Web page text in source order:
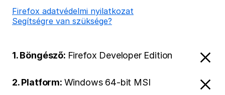
Firefox adatvédelmi nyilatkozat
Segítségre van szüksége?
1. Böngésző: Firefox Developer Edition
2. Platform: Windows 64-bit MSI